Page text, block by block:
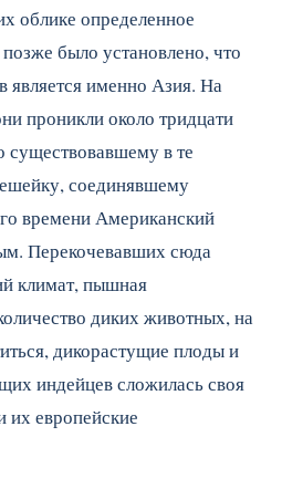
облике определенное
было установлено, что
является именно Азия. На
проникли около тридцати
существовавшему в те
соединявшему
времени Американский
Перекочевавших сюда
климат, пышная
диких животных, на
дикорастущие плоды и
индейцев сложилась своя
их европейские